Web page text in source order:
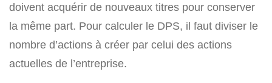
doivent acquérir de nouveaux titres pour conserver
la même part. Pour calculer le DPS, il faut diviser le
nombre d’actions à créer par celui des actions
actuelles de l’entreprise.